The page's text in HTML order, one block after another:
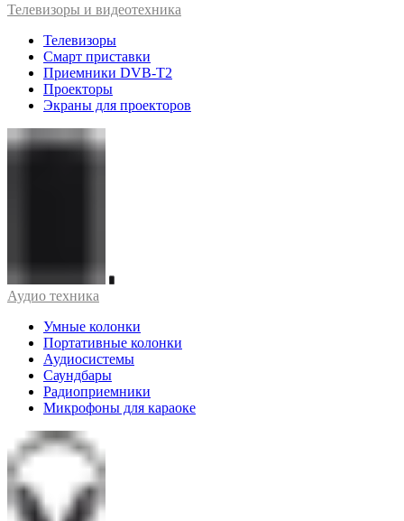
Телевизоры и видеотехника
Телевизоры
Смарт приставки
Приемники DVB-T2
Проекторы
Экраны для проекторов
Аудио техника
Умные колонки
Портативные колонки
Аудиосистемы
Саундбары
Радиоприемники
Микрофоны для караоке